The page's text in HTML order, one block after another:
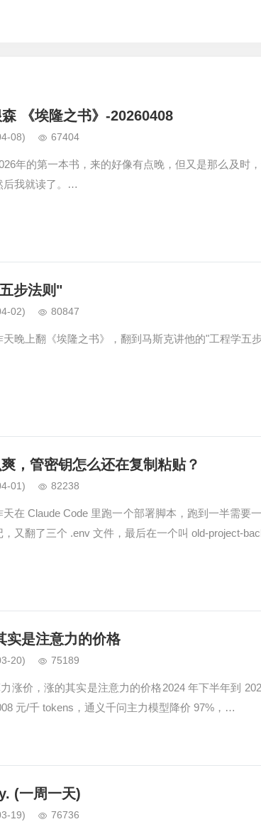
《埃隆之书》-20260408
08) 67404
年的第一本书，来的好像有点晚，但又是那么及时
后我就读了。…
步法则"
02) 80847
天晚上翻《埃隆之书》，翻到马斯克讲他的"工程学五
，管密钥怎么还在复制粘贴？
01) 82238
天在 Claude Code 里跑一个部署脚本，跑到一半需要
，又翻了三个 .env 文件，最后在一个叫 old-project-
实是注意力的价格
20) 75189
涨价，涨的其实是注意力的价格2024 年下半年到
元/千 tokens，通义千问主力模型降价 97%，…
(一周一天)
19) 76736